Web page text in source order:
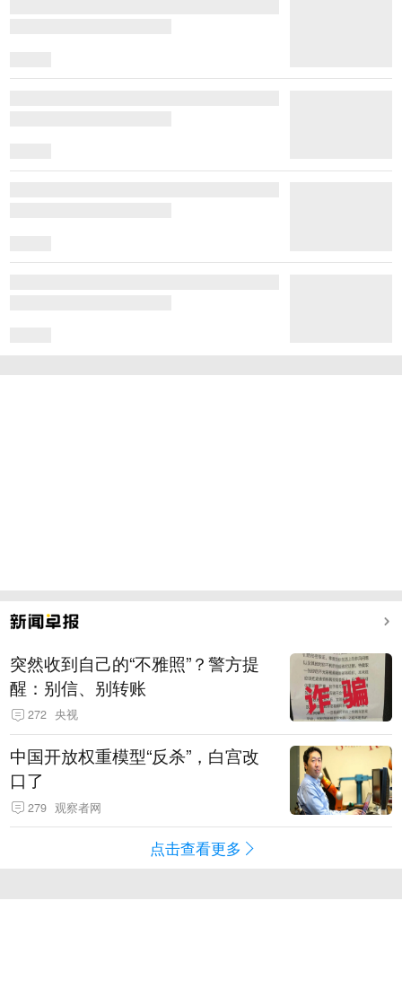
突然收到自己的“不雅照”？警方提
醒：别信、别转账
272 央视
中国开放权重模型“反杀”，白宫改
口了
279 观察者网
点击查看更多